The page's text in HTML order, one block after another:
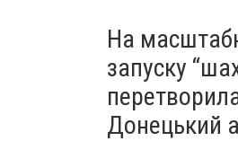
На
запуску
Донецький